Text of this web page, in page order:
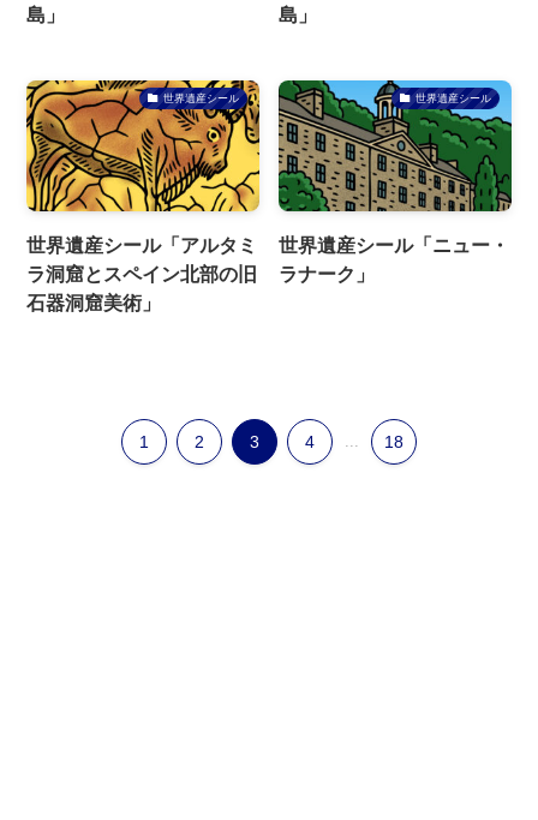
島」
島」
世界遺産シール
世界遺産シール「アルタミ
ラ洞窟とスペイン北部の旧
石器洞窟美術」
世界遺産シール
世界遺産シール「ニュー・
ラナーク」
1 2 3 4 ... 18